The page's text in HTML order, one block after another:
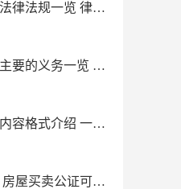
装修合同签订流程法律法规一览 律师解答
建筑工程承包人最主要的义务一览 承包合同内容介绍
监控安装合同书的内容格式介绍 一般包括这些条款
委托书可以撤销吗 房屋买卖公证可否撤销